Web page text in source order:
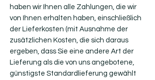
haben wir Ihnen alle Zahlungen, die wir
von Ihnen erhalten haben, einschließlich
der Lieferkosten (mit Ausnahme der
zusätzlichen Kosten, die sich daraus
ergeben, dass Sie eine andere Art der
Lieferung als die von uns angebotene,
günstigste Standardlieferung gewählt